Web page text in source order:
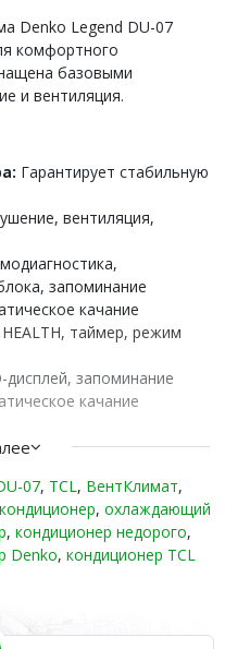
Denko Legend DU-07
комфортного
базовыми
и вентиляция.
Гарантирует стабильную
вентиляция,
запоминание
качание
таймер, режим
дисплей, запоминание
качание
экологичного
пульт ДУ.
On/Off (2025),
В комплекте –
07, TCL, ВентКлимат,
, охлаждающий
, кондиционер недорого,
Denko, кондиционер TCL